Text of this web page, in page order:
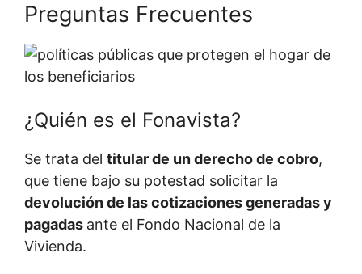
Preguntas Frecuentes
¿Quién es el Fonavista?
Se trata del titular de un derecho de cobro,
que tiene bajo su potestad solicitar la
devolución de las cotizaciones generadas y
pagadas ante el Fondo Nacional de la
Vivienda.